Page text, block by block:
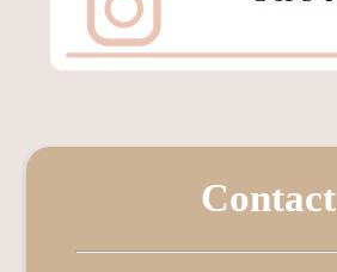
Contact